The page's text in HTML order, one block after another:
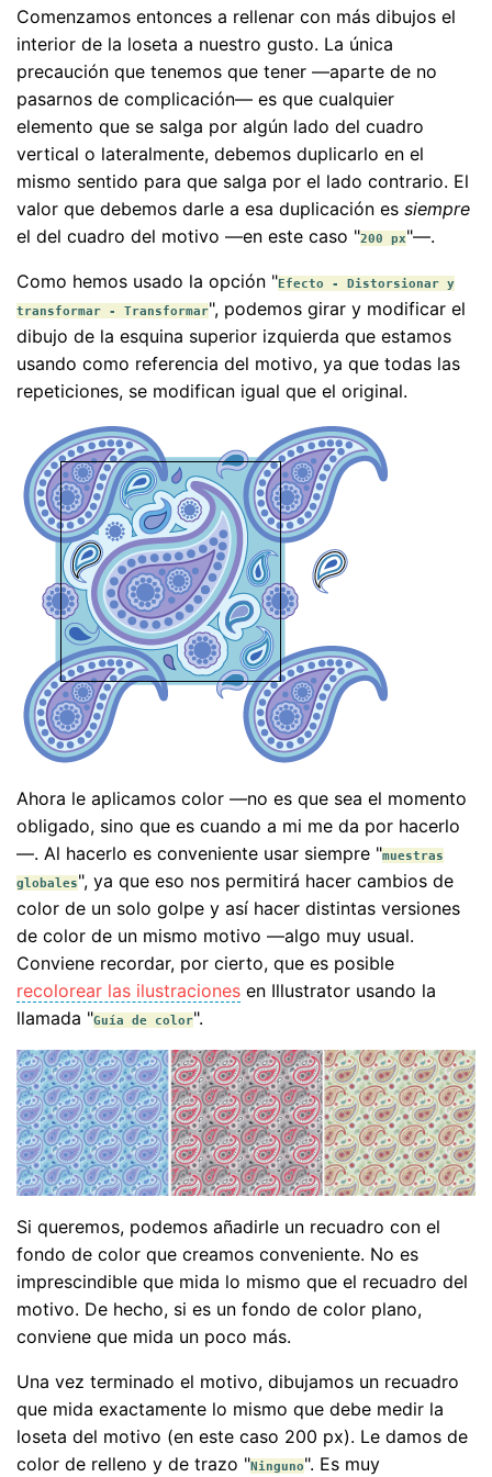
Comenzamos entonces a rellenar con más dibujos el
interior de la loseta a nuestro gusto. La única
precaución que tenemos que tener —aparte de no
pasarnos de complicación— es que cualquier
elemento que se salga por algún lado del cuadro
vertical o lateralmente, debemos duplicarlo en el
mismo sentido para que salga por el lado contrario. El
valor que debemos darle a esa duplicación es siempre
el del cuadro del motivo —en este caso "200 px"—.
Como hemos usado la opción "Efecto - Distorsionar y
transformar - Transformar", podemos girar y modificar el
dibujo de la esquina superior izquierda que estamos
usando como referencia del motivo, ya que todas las
repeticiones, se modifican igual que el original.
Ahora le aplicamos color —no es que sea el momento
obligado, sino que es cuando a mi me da por hacerlo
—. Al hacerlo es conveniente usar siempre "muestras
globales", ya que eso nos permitirá hacer cambios de
color de un solo golpe y así hacer distintas versiones
de color de un mismo motivo —algo muy usual.
Conviene recordar, por cierto, que es posible
recolorear las ilustraciones en Illustrator usando la
llamada "Guía de color".
Si queremos, podemos añadirle un recuadro con el
fondo de color que creamos conveniente. No es
imprescindible que mida lo mismo que el recuadro del
motivo. De hecho, si es un fondo de color plano,
conviene que mida un poco más.
Una vez terminado el motivo, dibujamos un recuadro
que mida exactamente lo mismo que debe medir la
loseta del motivo (en este caso 200 px). Le damos de
color de relleno y de trazo "Ninguno". Es muy